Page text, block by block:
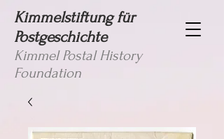
Kimmelstiftung für
Postgeschichte
Kimmel Postal History
Foundation